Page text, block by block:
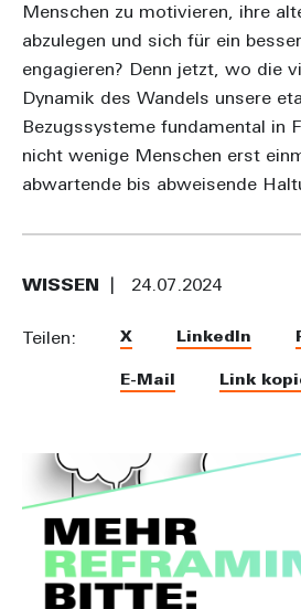
Menschen zu motivieren, ihre
abzulegen und sich für ein
engagieren? Denn jetzt, wo die
Dynamik des Wandels unsere
Bezugssysteme fundamental in
nicht wenige Menschen erst
abwartende bis abweisende
WISSEN 24.07.2024
Teilen: X LinkedIn
E-Mail Link